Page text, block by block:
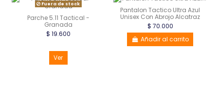
Fuera de stock
Parche 5.11 Tactical -
Granada
$ 19.600
Ver
Pantalon Tactico Ultra Azul
Unisex Con Abrojo Alcatraz
$ 70.000
Añadir al carrito